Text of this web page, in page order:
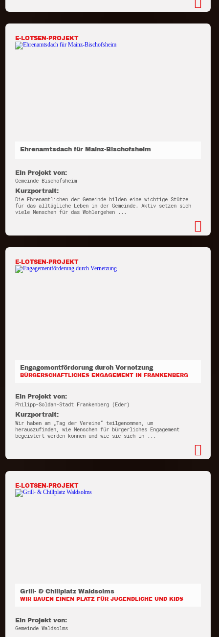
E-LOTSEN-PROJEKT
Ehrenamtsdach für Mainz-Bischofsheim
Ein Projekt von:
Gemeinde Bischofsheim
Kurzportrait:
Die Ehrenamtlichen der Gemeinde bilden eine wichtige Stütze
für das alltägliche Leben in der Gemeinde. Aktiv setzen sich
viele Menschen für das Wohlergehen ...
E-LOTSEN-PROJEKT
Engagementförderung durch Vernetzung
BÜRGERSCHAFTLICHES ENGAGEMENT IN FRANKENBERG
Ein Projekt von:
Philipp-Soldan-Stadt Frankenberg (Eder)
Kurzportrait:
Wir haben am „Tag der Vereine“ teilgenommen, um
herauszufinden, wie Menschen für bürgerliches Engagement
begeistert werden können und wie sie sich in ...
E-LOTSEN-PROJEKT
Grill- & Chillplatz Waldsolms
WIR BAUEN EINEN PLATZ FÜR JUGENDLICHE UND KIDS
Ein Projekt von:
Gemeinde Waldsolms